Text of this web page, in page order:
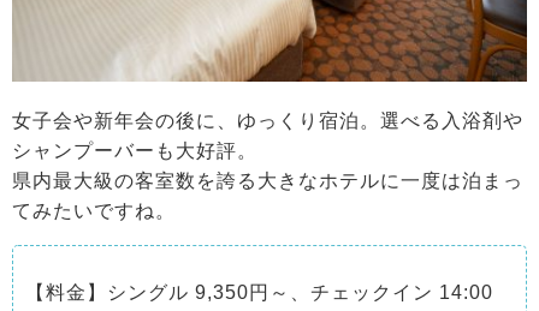
女子会や新年会の後に、ゆっくり宿泊。選べる入浴剤や
シャンプーバーも大好評。
県内最大級の客室数を誇る大きなホテルに一度は泊まっ
てみたいですね。
【料金】シングル 9,350円～、チェックイン 14:00